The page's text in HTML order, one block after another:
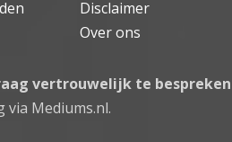
Disclaimer
Over ons
vertrouwelijk te
via Mediums.nl.